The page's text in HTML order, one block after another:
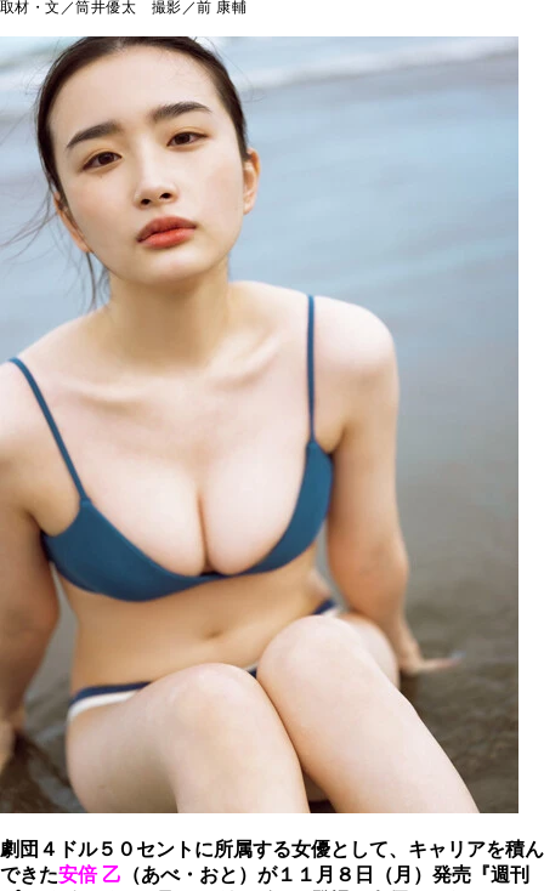
取材・文／筒井優太 撮影／前 康輔
劇団４ドル５０セントに所属する女優として、キャリアを積ん
できた安倍 乙 （あべ・おと）が１１月８日（月）発売『週刊